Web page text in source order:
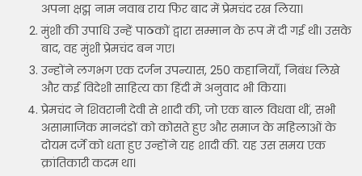
अपना क्षद्म नाम नवाब राय फिर बाद में प्रेमचंद रख लिया।
मुंशी की उपाधि उन्हें पाठकों द्वारा सम्मान के रूप में दी गई थी। उसके
बाद, वह मुंशी प्रेमचंद बन गए।
उन्होंने लगभग एक दर्जन उपन्यास, 250 कहानियाँ, निबंध लिखे
और कई विदेशी साहित्य का हिंदी में अनुवाद भी किया।
प्रेमचंद ने शिवरानी देवी से शादी की, जो एक बाल विधवा थीं, सभी
असामाजिक मानदंडों को कोसते हुए और समाज के महिलाओं के
दोयम दर्जे को धता हुए उन्होंने यह शादी की. यह उस समय एक
क्रांतिकारी कदम था।